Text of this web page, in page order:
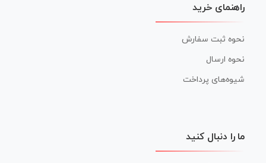
راهنمای خرید
نحوه ثبت سفارش
نحوه ارسال
شیوه‌های پرداخت
ما را دنبال کنید